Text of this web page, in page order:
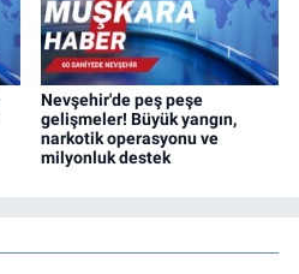
Nevşehir'de peş peşe
gelişmeler! Büyük yangın,
narkotik operasyonu ve
milyonluk destek